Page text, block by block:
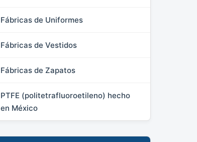
Fábricas de Uniformes
Fábricas de Vestidos
Fábricas de Zapatos
PTFE (politetrafluoroetileno) hecho
en México